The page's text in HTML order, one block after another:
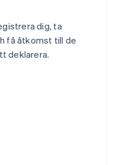
dig, ta
få åtkomst till de
deklarera.